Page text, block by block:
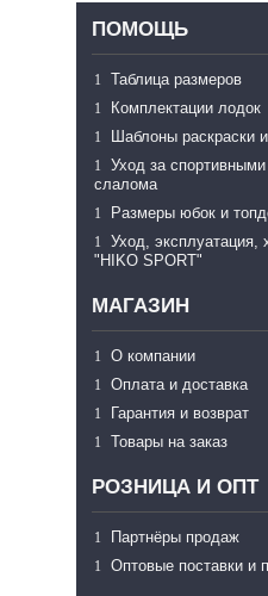
ПОМОЩЬ
Таблица размеров
Комплектации лодок
Шаблоны раскраски
Уход за
слалома
Размеры юбок и
Уход, эксплуатация,
"HIKO SPORT"
МАГАЗИН
О компании
Оплата и доставка
Гарантия и возврат
Товары на заказ
РОЗНИЦА И ОПТ
Партнёры продаж
Оптовые поставки и